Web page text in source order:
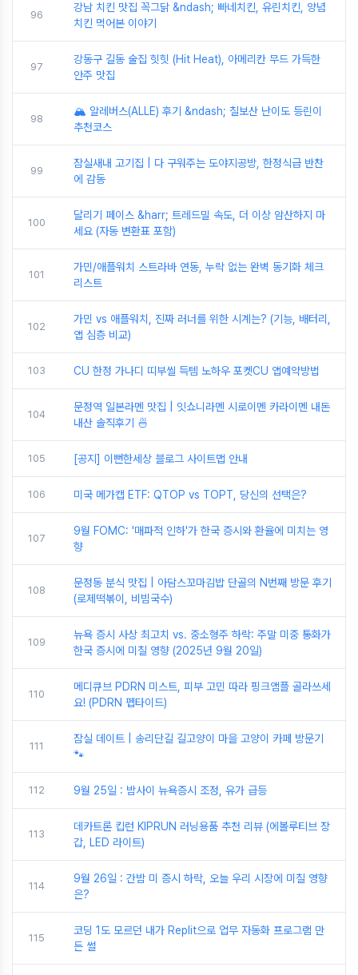
96
강남 치킨 맛집 꼭그닭 &ndash; 빠네치킨, 유린치킨, 양념
치킨 먹어본 이야기
97
강동구 길동 술집 힛힛 (Hit Heat), 아메리칸 무드 가득한
안주 맛집
98
🏔️ 알레버스(ALLE) 후기 &ndash; 칠보산 난이도 등린이
추천코스
99
잠실새내 고기집 | 다 구워주는 도야지공방, 한정식급 반찬
에 감동
100
달리기 페이스 &harr; 트레드밀 속도, 더 이상 암산하지 마
세요 (자동 변환표 포함)
101
가민/애플워치 스트라바 연동, 누락 없는 완벽 동기화 체크
리스트
102
가민 vs 애플워치, 진짜 러너를 위한 시계는? (기능, 배터리,
앱 심층 비교)
103 CU 한정 가나디 띠부씰 득템 노하우 포켓CU 앱예약방법
104
문정역 일본라멘 맛집 | 잇쇼니라멘 시로이멘 카라이멘 내돈
내산 솔직후기 🍜
105 [공지] 이뻔한세상 블로그 사이트맵 안내
106 미국 메가캡 ETF: QTOP vs TOPT, 당신의 선택은?
107
9월 FOMC: '매파적 인하'가 한국 증시와 환율에 미치는 영
향
108
문정동 분식 맛집 | 아담스꼬마김밥 단골의 N번째 방문 후기
(로제떡볶이, 비빔국수)
109
뉴욕 증시 사상 최고치 vs. 중소형주 하락: 주말 미중 통화가
한국 증시에 미칠 영향 (2025년 9월 20일)
110
메디큐브 PDRN 미스트, 피부 고민 따라 핑크앰플 골라쓰세
요! (PDRN 펩타이드)
111
잠실 데이트 | 송리단길 길고양이 마을 고양이 카페 방문기
🐾
112 9월 25일 : 밤사이 뉴욕증시 조정, 유가 급등
113
데카트론 킵런 KIPRUN 러닝용품 추천 리뷰 (에볼루티브 장
갑, LED 라이트)
114
9월 26일 : 간밤 미 증시 하락, 오늘 우리 시장에 미칠 영향
은?
115
코딩 1도 모르던 내가 Replit으로 업무 자동화 프로그램 만
든 썰